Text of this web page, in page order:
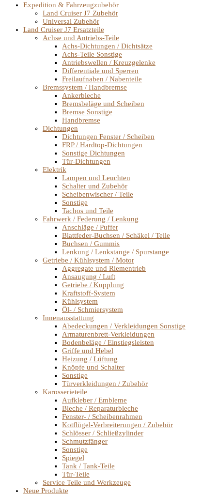
Expedition & Fahrzeugzubehör
Land Cruiser J7 Zubehör
Universal Zubehör
Land Cruiser J7 Ersatzteile
Achse und Antriebs-Teile
Achs-Dichtungen / Dichtsätze
Achs-Teile Sonstige
Antriebswellen / Kreuzgelenke
Differentiale und Sperren
Freilaufnaben / Nabenteile
Bremssystem / Handbremse
Ankerbleche
Bremsbeläge und Scheiben
Bremse Sonstige
Handbremse
Dichtungen
Dichtungen Fenster / Scheiben
FRP / Hardtop-Dichtungen
Sonstige Dichtungen
Tür-Dichtungen
Elektrik
Lampen und Leuchten
Schalter und Zubehör
Scheibenwischer / Teile
Sonstige
Tachos und Teile
Fahrwerk / Federung / Lenkung
Anschläge / Puffer
Blattfeder-Buchsen / Schäkel / Teile
Buchsen / Gummis
Lenkung / Lenkstange / Spurstange
Getriebe / Kühlsystem / Motor
Aggregate und Riementrieb
Ansaugung / Luft
Getriebe / Kupplung
Kraftstoff-System
Kühlsystem
Öl- / Schmiersystem
Innenausstattung
Abedeckungen / Verkleidungen Sonstige
Armaturenbrett-Verkleidungen
Bodenbeläge / Einstiegsleisten
Griffe und Hebel
Heizung / Lüftung
Knöpfe und Schalter
Sonstige
Türverkleidungen / Zubehör
Karosserieteile
Aufkleber / Embleme
Bleche / Reparaturbleche
Fenster- / Scheibenrahmen
Kotflügel-Verbreiterungen / Zubehör
Schlösser / Schließzylinder
Schmutzfänger
Sonstige
Spiegel
Tank / Tank-Teile
Tür-Teile
Service Teile und Werkzeuge
Neue Produkte